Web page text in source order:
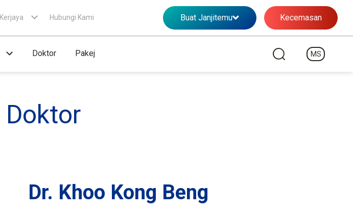
Kerjaya Hubungi Kami Buat Janjitemu Kecemasan
Doktor Pakej MS
Doktor
Dr. Khoo Kong Beng